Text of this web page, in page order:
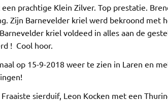
prachtige Klein Zilver. Top prestatie.
Zijn Barnevelder kriel werd bekroond met
kriel voldeed in alles aan de
! Cool hoor.
op 15-9-2018 weer te zien in Laren en
sierduif, Leon Kocken met een